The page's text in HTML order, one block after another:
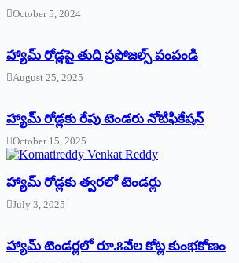
October 5, 2024
హ్యామ్‌ రోడ్లపై తుది ప్రపోజల్స్‌ పంపండి
August 25, 2025
హ్యామ్‌ రోడ్లకు రేపు టెండరు నోటిఫికేషన్‌
October 15, 2025
హ్యామ్‌ రోడ్లకు త్వరలో టెండర్లు
July 3, 2025
హ్యామ్‌ ‌టెండర్లలో రూ.8వేల కోట్ల కుంభకోణం